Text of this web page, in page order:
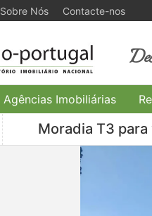
Sobre Nós Contacte-nos
Agências Imobiliárias
Moradia T3